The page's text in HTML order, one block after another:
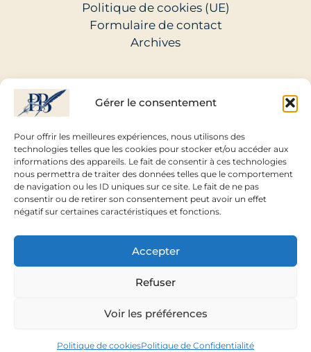
Gérer le consentement
Pour offrir les meilleures expériences, nous utilisons des
technologies telles que les cookies pour stocker et/ou accéder aux
informations des appareils. Le fait de consentir à ces technologies
nous permettra de traiter des données telles que le comportement
de navigation ou les ID uniques sur ce site. Le fait de ne pas
consentir ou de retirer son consentement peut avoir un effet
négatif sur certaines caractéristiques et fonctions.
Accepter
Refuser
Voir les préférences
Politique de cookiesPolitique de Confidentialité
Politique de cookies (UE)
Formulaire de contact
Archives
Copyright © 2026 Pierre Boué - Occita-Sud